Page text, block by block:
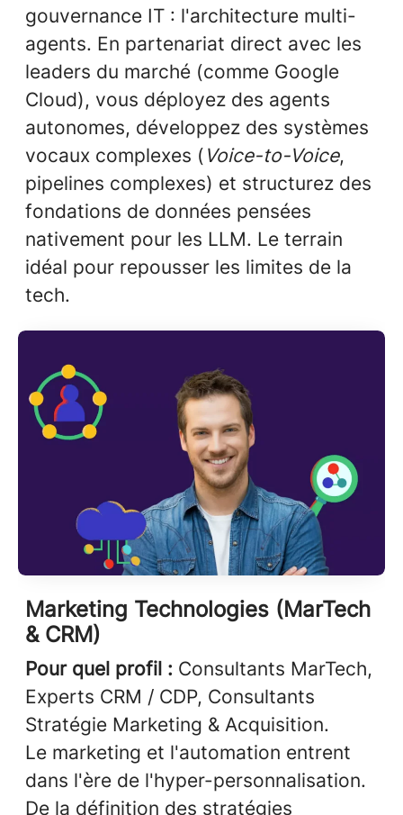
gouvernance IT : l'architecture multi-
agents. En partenariat direct avec les
leaders du marché (comme Google
Cloud), vous déployez des agents
autonomes, développez des systèmes
vocaux complexes ( Voice-to-Voice,
pipelines complexes) et structurez des
fondations de données pensées
nativement pour les LLM. Le terrain
idéal pour repousser les limites de la
tech.
Marketing Technologies (MarTech
& CRM)
Pour quel profil : Consultants MarTech,
Experts CRM / CDP, Consultants
Stratégie Marketing & Acquisition.
Le marketing et l'automation entrent
dans l'ère de l'hyper-personnalisation.
De la définition des stratégies